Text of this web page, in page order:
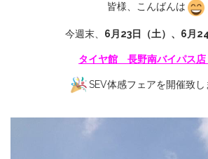
皆様、こんばんは
今週末、 6月23日（土）、6月24
タイヤ館 長野南バイパス
SEV体感フェアを開催致し